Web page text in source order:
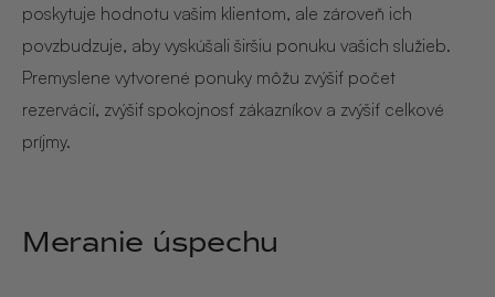
poskytuje hodnotu vašim klientom, ale zároveň ich
povzbudzuje, aby vyskúšali širšiu ponuku vašich služieb.
Premyslene vytvorené ponuky môžu zvýšiť počet
rezervácií, zvýšiť spokojnosť zákazníkov a zvýšiť celkové
príjmy.
Meranie úspechu